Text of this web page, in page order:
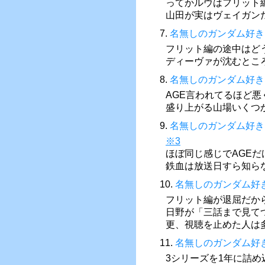
ってかルウはフリット
山田が実はヴェイガン
7. 名無しのガンダム好き
フリット編の途中はど
ディーヴァが沈むとこ
8. 名無しのガンダム好き
AGE言われてるほど悪
盛り上がる山場いくつ
9. 名無しのガンダム好き
※3
ほぼ同じ感じでAGE
鉄血は放送日すら知ら
10. 名無しのガンダム好
フリット編が退屈だか
日野が「三話まで見
更、視聴を止めた人は
11. 名無しのガンダム好
3シリーズを1年に詰